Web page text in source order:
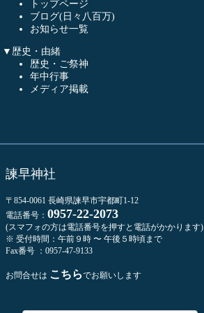
トップページ
ブログ(日々八百万)
お知らせ一覧
▼歴史・由緒
歴史・ご祭神
年中行事
メディア掲載
諫早神社
〒854-0061 長崎県諫早市宇都町1-12
電話番号： 0957-22-2073
(スマフォの方は電話番号を押すと電話がかかります)
※ 受付時間：午前９時 〜 午後５時頃まで
Fax番号 ：0957-47-9133
お問合せは こちらでお願いします